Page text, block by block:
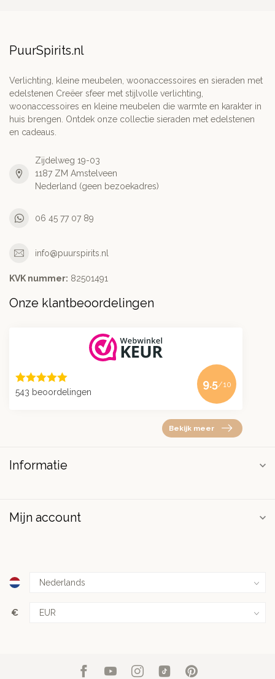
PuurSpirits.nl
Verlichting, kleine meubelen, woonaccessoires en sieraden met
edelstenen Creëer sfeer met stijlvolle verlichting,
woonaccessoires en kleine meubelen die warmte en karakter in
huis brengen. Ontdek onze collectie sieraden met edelstenen
en cadeaus.
Zijdelweg 19-03
1187 ZM Amstelveen
Nederland (geen bezoekadres)
06 45 77 07 89
info@puurspirits.nl
KVK nummer: 82501491
Onze klantbeoordelingen
543 beoordelingen
9.5/10
Bekijk meer
Informatie
Mijn account
€